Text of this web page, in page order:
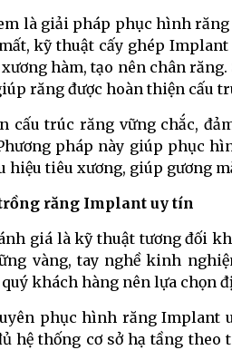
là giải pháp phục hình
kỹ thuật cấy ghép
hàm, tạo nên chân răng.
răng được hoàn thiện cấu
cấu trúc răng vững chắc,
pháp này giúp phục
hiệu tiêu xương, giúp gương
răng Implant uy tín
giá là kỹ thuật tương đối
vàng, tay nghề kinh
khách hàng nên lựa chọn
phục hình răng Implant
hệ thống cơ sở hạ tầng theo